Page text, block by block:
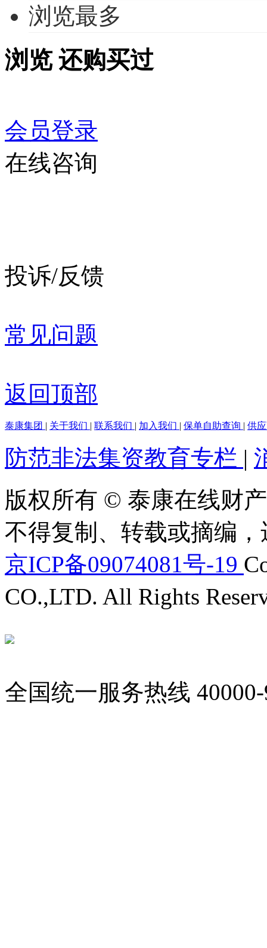
浏览最多
浏览 还购买过
会员登录
在线咨询
投诉/反馈
常见问题
返回顶部
泰康集团 | 关于我们 | 联系我们 | 加入我们 | 保单自助查询 | 供
防范非法集资教育专栏 |
版权所有 © 泰康在线财
不得复制、转载或摘编
京ICP备09074081号-19
CO.,LTD. All Rights
全国统一服务热线